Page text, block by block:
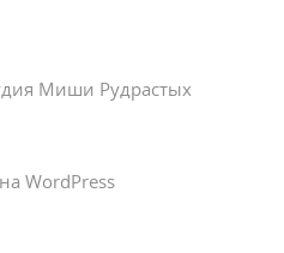
Миши Рудрастых
WordPress